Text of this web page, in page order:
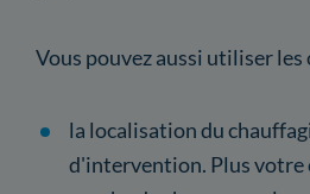
Vous pouvez aussi utiliser
la localisation du
d'intervention. Plus votre